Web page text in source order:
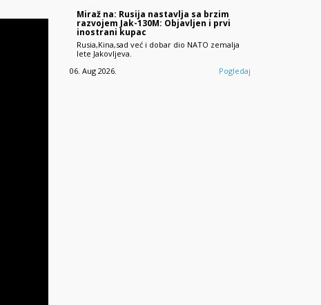
Miraž na: Rusija nastavlja sa brzim
razvojem Jak-130M: Objavljen i prvi
inostrani kupac
Rusia,Kina,sad već i dobar dio NATO zemalja
lete Jakovljeva.
06. Aug 2026.
Pogledaj